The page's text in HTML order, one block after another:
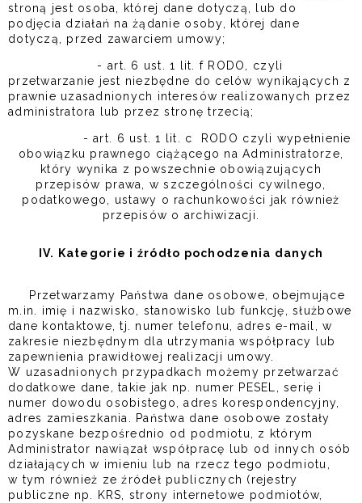
stroną jest osoba, której dane dotyczą, lub do
podjęcia działań na żądanie osoby, której dane
dotyczą, przed zawarciem umowy;
- art. 6 ust. 1 lit. f RODO, czyli
przetwarzanie jest niezbędne do celów wynikających z
prawnie uzasadnionych interesów realizowanych przez
administratora lub przez stronę trzecią;
- art. 6 ust. 1 lit. c RODO czyli wypełnienie
obowiązku prawnego ciążącego na Administratorze,
który wynika z powszechnie obowiązujących
przepisów prawa, w szczególności cywilnego,
podatkowego, ustawy o rachunkowości jak również
przepisów o archiwizacji.
IV. Kategorie i źródło pochodzenia danych
Przetwarzamy Państwa dane osobowe, obejmujące
m.in. imię i nazwisko, stanowisko lub funkcję, służbowe
dane kontaktowe, tj. numer telefonu, adres e-mail, w
zakresie niezbędnym dla utrzymania współpracy lub
zapewnienia prawidłowej realizacji umowy.
W uzasadnionych przypadkach możemy przetwarzać
dodatkowe dane, takie jak np. numer PESEL, serię i
numer dowodu osobistego, adres korespondencyjny,
adres zamieszkania. Państwa dane osobowe zostały
pozyskane bezpośrednio od podmiotu, z którym
Administrator nawiązał współpracę lub od innych osób
działających w imieniu lub na rzecz tego podmiotu,
w tym również ze źródeł publicznych (rejestry
publiczne np. KRS, strony internetowe podmiotów,